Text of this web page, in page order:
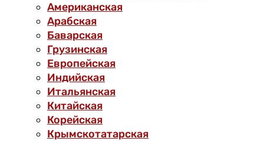
Американская
Арабская
Баварская
Грузинская
Европейская
Индийская
Итальянская
Китайская
Корейская
Крымскотатарская